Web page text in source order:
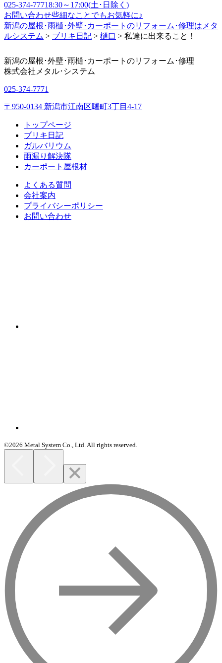
025-374-77718:30～17:00(土･日除く)
お問い合わせ些細なことでもお気軽に♪
新潟の屋根･雨樋･外壁･カーポートのリフォーム･修理はメタ
ルシステム > ブリキ日記 > 樋口 > 私達に出来ること！
新潟の屋根･外壁･雨樋･カーポートのリフォーム･修理
株式会社 メタル･システム
025-374-7771
〒950-0134 新潟市江南区曙町3丁目4-17
トップページ
ブリキ日記
ガルバリウム
雨漏り解決隊
カーポート屋根材
よくある質問
会社案内
プライバシーポリシー
お問い合わせ
©2026 Metal System Co., Ltd. All rights reserved.